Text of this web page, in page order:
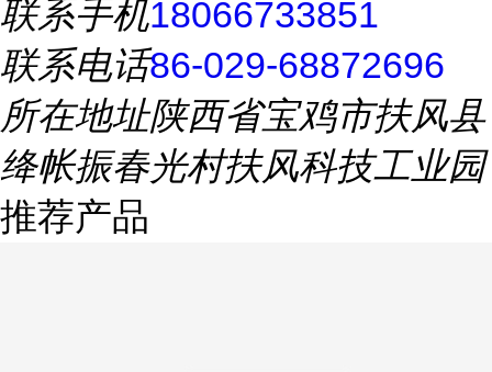
联系手机18066733851
联系电话86-029-68872696
所在地址陕西省宝鸡市扶风县
绛帐振春光村扶风科技工业园
推荐产品